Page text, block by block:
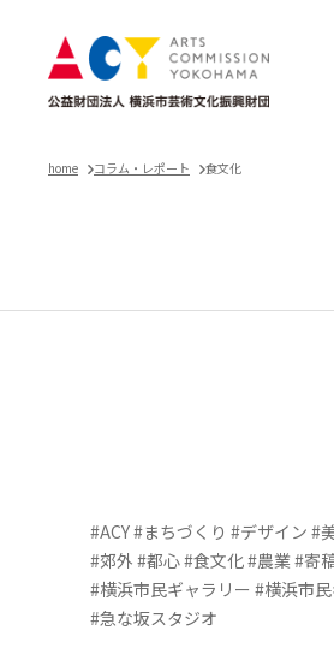
home コラム・レポート 食文化
コラム・レポー
#ACY#まちづくり #デザイン #
#郊外 #都心#食文化#農業#寄
#横浜市民ギャラリー #横浜市
#急な坂スタジオ